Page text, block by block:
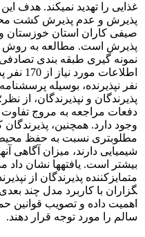
غذایی را تهدید نمی­کند. هدف
پذیرش و عدم پذیرش کشت
صیفی کاران استان خوزستان و
پذیرش است. مطالعه به روش
نمونه گیری طبقه بندی
نفر نپذیرنده، بوسیله
پذیرندگان و نپذیرندگان، از
وجود دارد. همچنین،
مطلوب­تری نسبت به حفظ محیط
شیمیایی دارند، میزان آگاهی
بیشتر است. یافته­ها نشان داد
گزاران با کاربرد مدل چند
اهمیت داده و تصویب قوانین
سالم را مورد توجه قرار دهند.